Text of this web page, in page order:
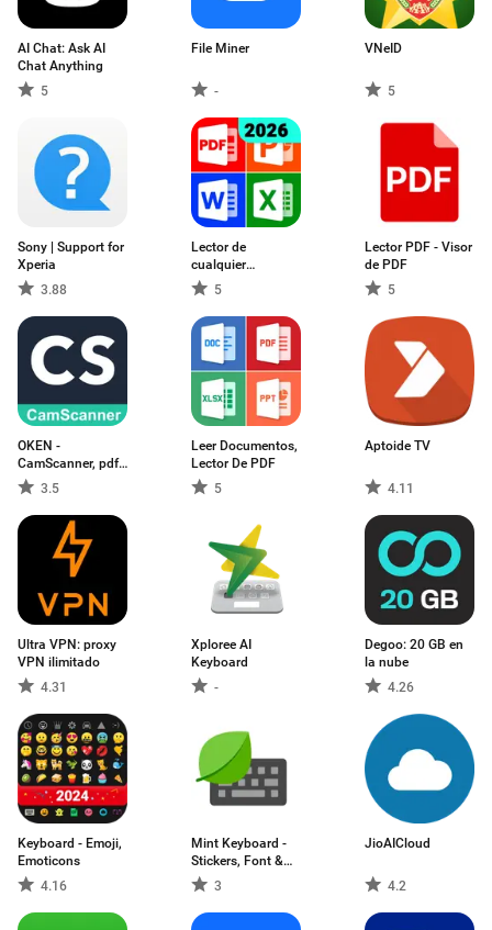
AI Chat: Ask AI
Chat Anything
5
File Miner
-
VNeID
5
Sony | Support for
Xperia
3.88
Lector de
cualquier
documento
5
Lector PDF - Visor
de PDF
5
OKEN -
CamScanner, pdf
scanner
3.5
Leer Documentos,
Lector De PDF
5
Aptoide TV
4.11
Ultra VPN: proxy
VPN ilimitado
4.31
Xploree AI
Keyboard
-
Degoo: 20 GB en
la nube
4.26
Keyboard - Emoji,
Emoticons
4.16
Mint Keyboard -
Stickers, Font &
Themes by Xiaomi
3
JioAICloud
4.2